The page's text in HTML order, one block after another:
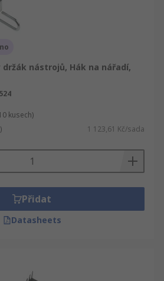
nástrojů, Hák na nářadí,
kusech)
1 123,61 Kč/sada
Přidat
Datasheets